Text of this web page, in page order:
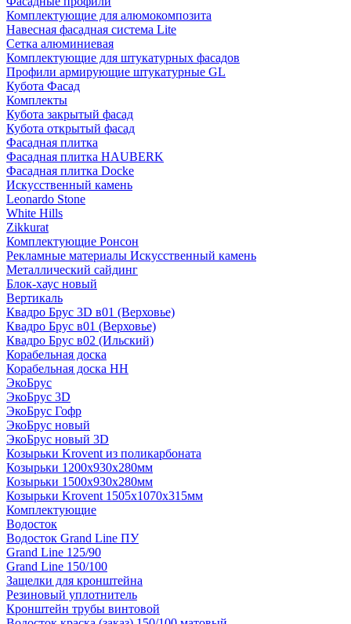
Комплектующие для алюмокомпозита
Навесная фасадная система Lite
Сетка алюминиевая
Комплектующие для штукатурных фасадов
Профили армирующие штукатурные GL
Кубота Фасад
Комплекты
Кубота закрытый фасад
Кубота открытый фасад
Фасадная плитка
Фасадная плитка HAUBERK
Фасадная плитка Docke
Искусственный камень
Leonardo Stone
White Hills
Zikkurat
Комплектующие Ронсон
Рекламные материалы Искусственный камень
Металлический сайдинг
Блок-хаус новый
Вертикаль
Квадро Брус 3D в01 (Верховье)
Квадро Брус в01 (Верховье)
Квадро Брус в02 (Ильский)
Корабельная доска
Корабельная доска НН
ЭкоБрус
ЭкоБрус 3D
ЭкоБрус Гофр
ЭкоБрус новый
ЭкоБрус новый 3D
Козырьки Krovent из поликарбоната
Козырьки 1200х930х280мм
Козырьки 1500х930х280мм
Козырьки Krovent 1505х1070х315мм
Комплектующие
Водосток
Водосток Grand Line ПУ
Grand Line 125/90
Grand Line 150/100
Защелки для кронштейна
Резиновый уплотнитель
Кронштейн трубы винтовой